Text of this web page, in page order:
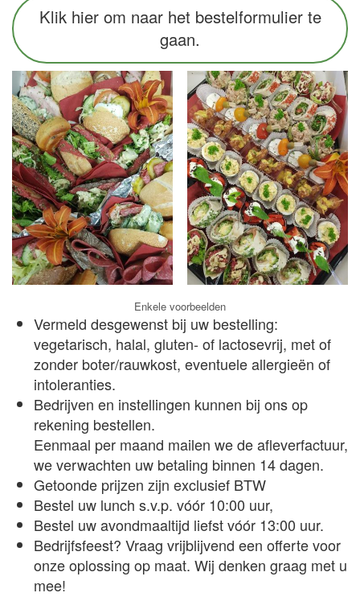
Klik hier om naar het bestelformulier te
gaan.
Enkele voorbeelden
Vermeld desgewenst bij uw bestelling:
vegetarisch, halal, gluten- of lactosevrij, met of
zonder boter/rauwkost, eventuele allergieën of
intoleranties.
Bedrijven en instellingen kunnen bij ons op
rekening bestellen.
Eenmaal per maand mailen we de afleverfactuur,
we verwachten uw betaling binnen 14 dagen.
Getoonde prijzen zijn exclusief BTW
Bestel uw lunch s.v.p. vóór 10:00 uur,
Bestel uw avondmaaltijd liefst vóór 13:00 uur.
Bedrijfsfeest? Vraag vrijblijvend een offerte voor
onze oplossing op maat. Wij denken graag met u
mee!